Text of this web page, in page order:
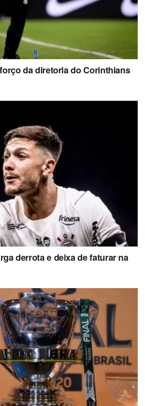
da diretoria do Corinthians
derrota e deixa de faturar na